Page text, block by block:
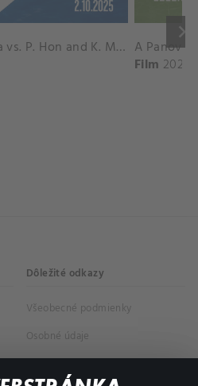
keyboard_arrow_right
A. Krunic and A. Danilina vs. P. Hon and K. Muchova Match Highlights - BEIJING_Capital Group Diamond ( October 02, 2025)
Film 2026
Dôležité odkazy
Všeobecné podmienky
Osobné údaje